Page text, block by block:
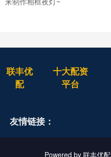
联丰优
配
十大配资
平台
友情链接：
Powered by 联丰优配